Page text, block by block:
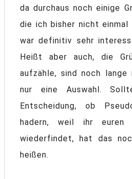
da durchaus noch einige
die ich bisher nicht einmal
war definitiv sehr
Heißt aber auch, die
aufzähle, sind noch lange
nur eine Auswahl.
Entscheidung, ob
hadern, weil ihr euren
wiederfindet, hat das
heißen.